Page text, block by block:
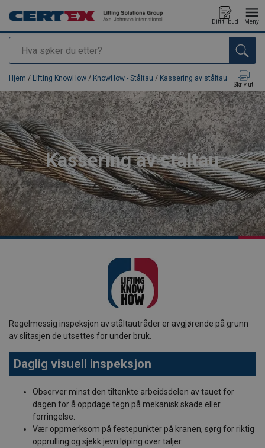
Søk
Ditt tilbud Meny
Produkt lagt i din handlekurv
Hjem / Lifting KnowHow / KnowHow - Ståltau / Kassering av ståltau
Skriv ut
Kassering av ståltau
Regelmessig inspeksjon av ståltautråder er avgjørende på grunn
av slitasjen de utsettes for under bruk.
Daglig visuell inspeksjon
Observer minst den tiltenkte arbeidsdelen av tauet for
dagen for å oppdage tegn på mekanisk skade eller
forringelse.
Vær oppmerksom på festepunkter på kranen, sørg for riktig
opprulling og sjekk jevn løping over taljer.